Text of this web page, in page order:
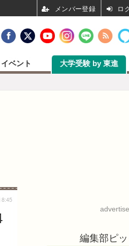
イベント 大学受験 by 東進
編集部ピ
ロ